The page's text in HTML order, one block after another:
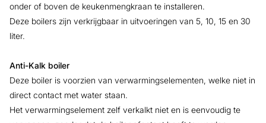
onder of boven de keukenmengkraan te installeren.
Deze boilers zijn verkrijgbaar in uitvoeringen van 5, 10, 15 en 30
liter.
Anti-Kalk boiler
Deze boiler is voorzien van verwarmingselementen, welke niet in
direct contact met water staan.
Het verwarmingselement zelf verkalkt niet en is eenvoudig te